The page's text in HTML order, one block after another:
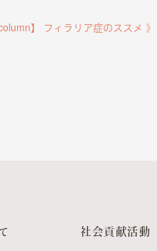
column】 フィラリア症のススメ 》
社会貢献活動